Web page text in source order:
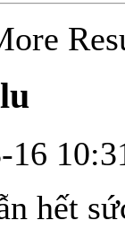
16
hết